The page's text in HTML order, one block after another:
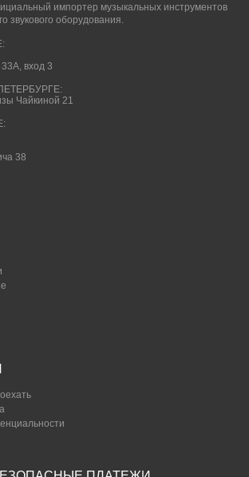
импортер музыкальных инструментов
звукового оборудования.
вход 3
Чайкиной 21
38